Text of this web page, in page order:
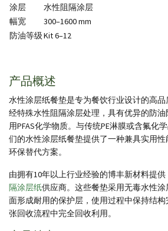
涂层
水性阻隔涂层
幅宽
300–1600 mm
防油等级Kit 6–12
产品概述
水性涂层纸餐垫是专为餐饮行业设计的高
经特殊水性阻隔涂层处理，具有优异的防
用PFAS化学物质。与传统PE淋膜或含氟化
们的水性涂层纸餐垫提供了一种兼具实用
环保替代方案。
由拥有10年以上行业经验的博丰新材料提
隔涂层纸供应商。这些餐垫采用无毒水性
面形成耐用的保护层，使用过程中保持结
张回收流程中完全回收利用。